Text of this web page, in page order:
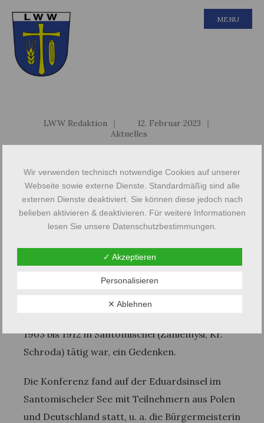
MENU
LWW Redaktion | 12. Februar 2023
|
Aktuelles
Friedhofsandacht in
Santomischel (Zaniemyśl)
Vom 6. bis 9. Oktober 2022 veranstaltete die
Gemeinschaft Evangelischer Posener
(Hilfskomitee) e.V. zusammen mit dem
Towarzystwo Kulturalne Teodor (= Kulturverein
Theodor, benannt nach dem evangelischen
1903 bis 1912 in Santomischel (Zaniemyśl, Kr.
Schroda) tätig war, ein Gedenken.
Die Konferenz fand auf der Eduardsinsel im
Santomischeler See mit Teilnehmern aus Polen
und Deutschland statt, u. a. die Bürgermeisterin
Wir verwenden technisch notwendige Cookies auf unserer
Webseite sowie externe Dienste. Standardmäßig sind alle
externen Dienste deaktiviert. Sie können diese jedoch nach
belieben aktivieren & deaktivieren. Für weitere Informationen
lesen Sie unsere Datenschutzbestimmungen.
✓ Akzeptieren
Personalisieren
✕ Ablehnen